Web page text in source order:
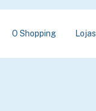
O Shopping Lojas